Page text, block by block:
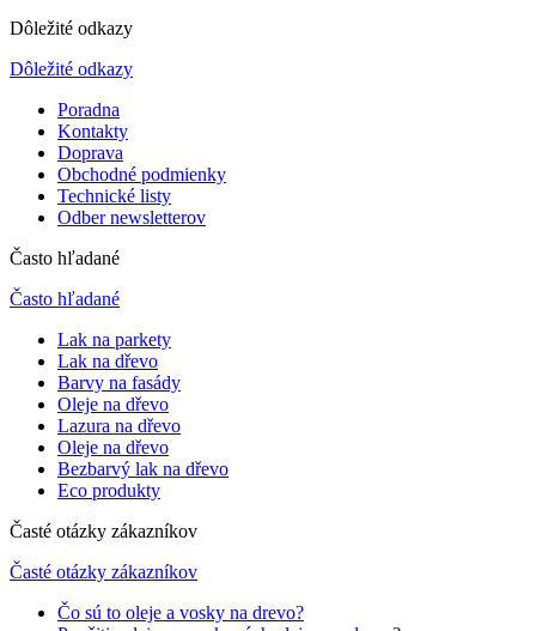
Dôležité odkazy
Dôležité odkazy
Poradna
Kontakty
Doprava
Obchodné podmienky
Technické listy
Odber newsletterov
Často hľadané
Často hľadané
Lak na parkety
Lak na dřevo
Barvy na fasády
Oleje na dřevo
Lazura na dřevo
Oleje na dřevo
Bezbarvý lak na dřevo
Eco produkty
Časté otázky zákazníkov
Časté otázky zákazníkov
Čo sú to oleje a vosky na drevo?